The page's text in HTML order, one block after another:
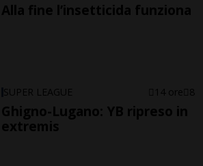
Alla fine l’insetticida funziona
SUPER LEAGUE 14 ore 8
Ghigno-Lugano: YB ripreso in
extremis